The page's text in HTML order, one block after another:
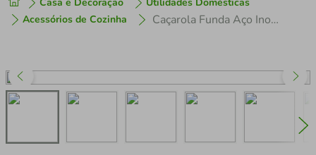
Acessórios de Cozinha
Caçarola Funda Aço Inox Fundo Triplo 24 cm 6,1 L Solar Tramontina
1º tenis
3º perfume